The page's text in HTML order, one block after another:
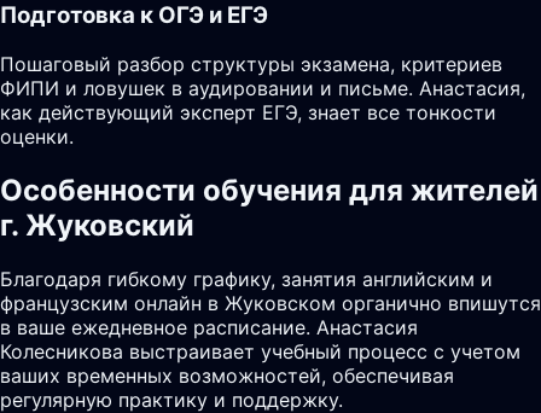
Подготовка к ОГЭ и ЕГЭ
Пошаговый разбор структуры экзамена, критериев
ФИПИ и ловушек в аудировании и письме. Анастасия,
как действующий эксперт ЕГЭ, знает все тонкости
оценки.
Особенности обучения для жителей
г. Жуковский
Благодаря гибкому графику, занятия английским и
французским онлайн в Жуковском органично впишутся
в ваше ежедневное расписание. Анастасия
Колесникова выстраивает учебный процесс с учетом
ваших временных возможностей, обеспечивая
регулярную практику и поддержку.